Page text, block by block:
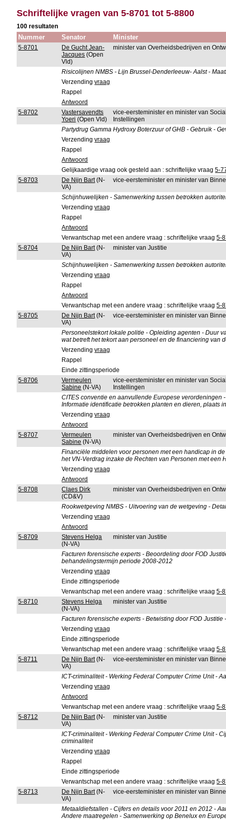
Schriftelijke vragen van 5-8701 tot 5-8800
100 resultaten
Nummer Senator Minister
5-8701
De Gucht Jean-
Jacques (Open
Vld)
minister van Overheidsbedrijven en
Risicolijnen NMBS - Lijn Brussel-Denderleeuw- Aalst -
Verzendingvraag
Rappel
Antwoord
5-8702
Vastersavendts
Yoeri (Open Vld)
vice-eersteminister en minister van
Instellingen
Partydrug Gamma Hydroxy Boterzuur of GHB - Gebruik -
Verzendingvraag
Rappel
Antwoord
Gelijkaardige vraag ook gesteld aan : schriftelijke vraag5-
5-8703
De Nijn Bart(N-
VA)
vice-eersteminister en minister van
Schijnhuwelijken - Samenwerking tussen betrokken
Verzendingvraag
Rappel
Antwoord
Verwantschap met een andere vraag : schriftelijke vraag5-
5-8704
De Nijn Bart(N-
VA)
minister van Justitie
Schijnhuwelijken - Samenwerking tussen betrokken
Verzendingvraag
Rappel
Antwoord
Verwantschap met een andere vraag : schriftelijke vraag5-
5-8705
De Nijn Bart(N-
VA)
vice-eersteminister en minister van
Personeelstekort lokale politie - Opleiding agenten - Duur
wat betreft het tekort aan personeel en de financiering van
Verzendingvraag
Rappel
Einde zittingsperiode
5-8706
Vermeulen
Sabine (N-VA)
vice-eersteminister en minister van
Instellingen
CITES conventie en aanvullende Europese
Informatie identificatie betrokken planten en dieren, plaats
Verzendingvraag
Antwoord
5-8707
Vermeulen
Sabine (N-VA)
minister van Overheidsbedrijven en
Financiële middelen voor personen met een handicap in
het VN-Verdrag inzake de Rechten van Personen met een
Verzendingvraag
Antwoord
5-8708
Claes Dirk
(CD&V)
minister van Overheidsbedrijven en
Rookwetgeving NMBS - Uitvoering van de wetgeving -
Verzendingvraag
Antwoord
5-8709
Stevens Helga
(N-VA)
minister van Justitie
Facturen forensische experts - Beoordeling door FOD
behandelingstermijn periode 2008-2012
Verzendingvraag
Einde zittingsperiode
Verwantschap met een andere vraag : schriftelijke vraag5-
5-8710
Stevens Helga
(N-VA)
minister van Justitie
Facturen forensische experts - Betwisting door FOD
Verzendingvraag
Einde zittingsperiode
Verwantschap met een andere vraag : schriftelijke vraag5-
5-8711
De Nijn Bart(N-
VA)
vice-eersteminister en minister van
ICT-criminaliteit - Werking Federal Computer Crime Unit -
Verzendingvraag
Antwoord
Verwantschap met een andere vraag : schriftelijke vraag5-
5-8712
De Nijn Bart(N-
VA)
minister van Justitie
ICT-criminaliteit - Werking Federal Computer Crime Unit -
criminaliteit
Verzendingvraag
Rappel
Einde zittingsperiode
Verwantschap met een andere vraag : schriftelijke vraag5-
5-8713
De Nijn Bart(N-
VA)
vice-eersteminister en minister van
Metaaldiefstallen - Cijfers en details voor 2011 en 2012 -
Andere maatregelen - Samenwerking op Benelux en